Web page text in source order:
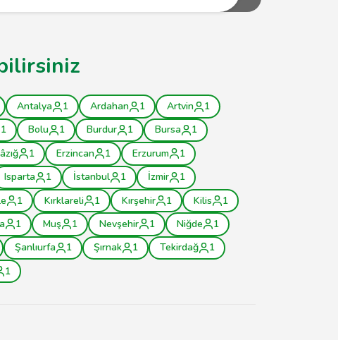
Antalya 1 Ardahan 1 Artvin
1
1 Bolu 1 Burdur 1 Bursa
1
1 Erzincan 1 Erzurum
1
Isparta 1 İstanbul 1 İzmir
1
1 Kırklareli 1 Kırşehir 1 Kilis
1
1 Muş 1 Nevşehir 1 Niğde
1
Şanlıurfa 1 Şırnak 1 Tekirdağ
1
1